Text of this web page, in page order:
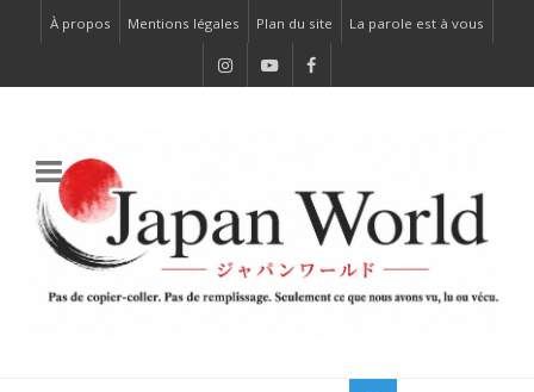
À propos Mentions légales Plan du site La parole est à vous